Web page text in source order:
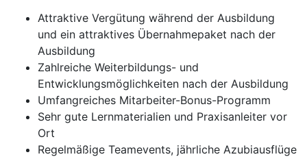
Attraktive Vergütung während der Ausbildung
und ein attraktives Übernahmepaket nach der
Ausbildung
Zahlreiche Weiterbildungs- und
Entwicklungsmöglichkeiten nach der Ausbildung
Umfangreiches Mitarbeiter-Bonus-Programm
Sehr gute Lernmaterialien und Praxisanleiter vor
Ort
Regelmäßige Teamevents, jährliche Azubiausflüge